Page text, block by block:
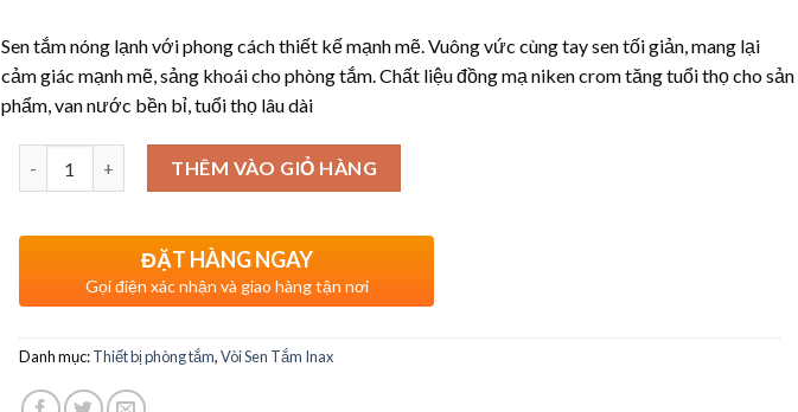
Sen tắm nóng lạnh với phong cách thiết kế mạnh mẽ. Vuông vức cùng tay sen tối giản, mang lại
cảm giác mạnh mẽ, sảng khoái cho phòng tắm. Chất liệu đồng mạ niken crom tăng tuổi thọ cho sản
phẩm, van nước bền bỉ, tuổi thọ lâu dài
THÊM VÀO GIỎ HÀNG
ĐẶT HÀNG NGAY
Gọi điện xác nhận và giao hàng tận nơi
Danh mục:Thiết bị phòng tắm,Vòi Sen Tắm Inax